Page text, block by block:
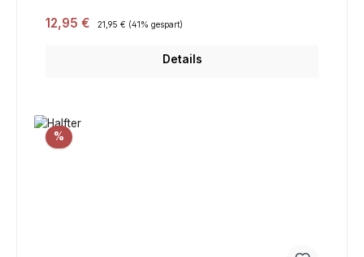
Verkaufspreis:
12,95 € Regulärer Preis:
21,95 € (41% gespart)
Details
%Rabatt